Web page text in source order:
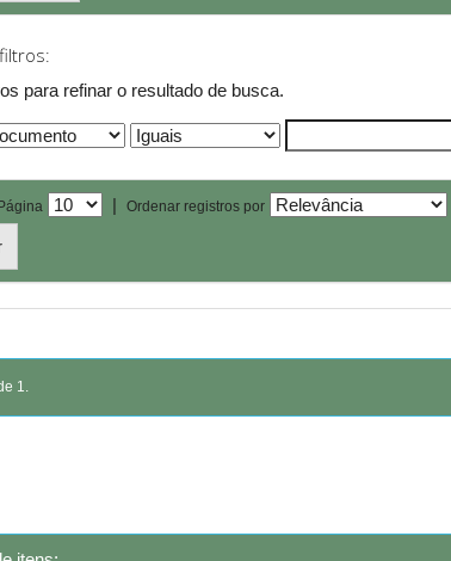
para refinar o resultado de busca.
| Ordenar registros por
1.